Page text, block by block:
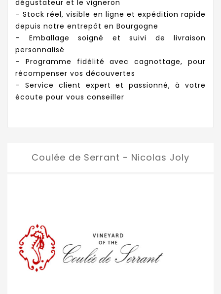
dégustateur et le vigneron
– Stock réel, visible en ligne et expédition rapide
depuis notre entrepôt en Bourgogne
– Emballage soigné et suivi de livraison
personnalisé
– Programme fidélité avec cagnottage, pour
récompenser vos découvertes
– Service client expert et passionné, à votre
écoute pour vous conseiller
Coulée de Serrant - Nicolas Joly